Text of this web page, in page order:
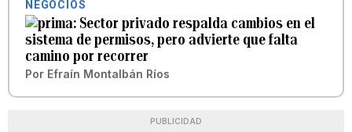
NEGOCIOS
Sector privado respalda cambios en el
sistema de permisos, pero advierte que falta
camino por recorrer
Por Efraín Montalbán Ríos
PUBLICIDAD